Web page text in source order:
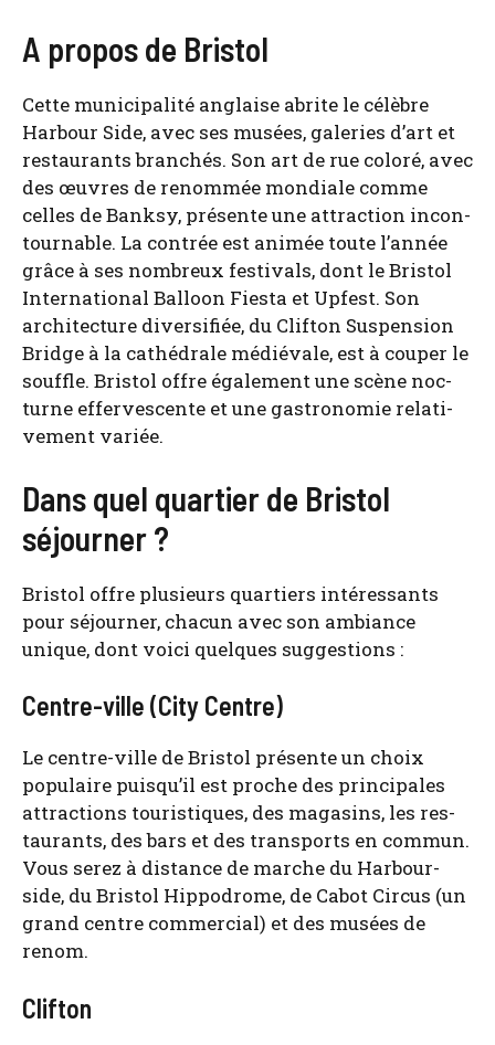
A propos de Bristol
Cette muni­ci­pa­li­té anglaise abrite le célèbre
Har­bour Side, avec ses musées, gale­ries d’art et
res­tau­rants bran­chés. Son art de rue colo­ré, avec
des œuvres de renom­mée mon­diale comme
celles de Bank­sy, pré­sente une attrac­tion incon­
tour­nable. La contrée est ani­mée toute l’an­née
grâce à ses nom­breux fes­ti­vals, dont le Bris­tol
Inter­na­tio­nal Bal­loon Fies­ta et Upfest. Son
archi­tec­ture diver­si­fiée, du Clif­ton Sus­pen­sion
Bridge à la cathé­drale médié­vale, est à cou­per le
souffle. Bris­tol offre éga­le­ment une scène noc­
turne effer­ves­cente et une gas­tro­no­mie rela­ti­
ve­ment variée.
Dans quel quartier de Bristol
séjourner ?
Bris­tol offre plu­sieurs quar­tiers inté­res­sants
pour séjour­ner, cha­cun avec son ambiance
unique, dont voi­ci quelques sug­ges­tions :
Centre-ville (City Centre)
Le centre-ville de Bris­tol pré­sente un choix
popu­laire puisqu’il est proche des prin­ci­pales
attrac­tions tou­ris­tiques, des maga­sins, les res­
tau­rants, des bars et des trans­ports en com­mun.
Vous serez à dis­tance de marche du Har­bour­
side, du Bris­tol Hip­po­drome, de Cabot Cir­cus (un
grand centre com­mer­cial) et des musées de
renom.
Clifton